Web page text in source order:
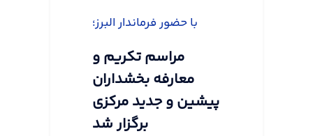
با حضور فرماندار البرز؛
مراسم تکریم و
معارفه بخشداران
پیشین و جدید مرکزی
برگزار شد